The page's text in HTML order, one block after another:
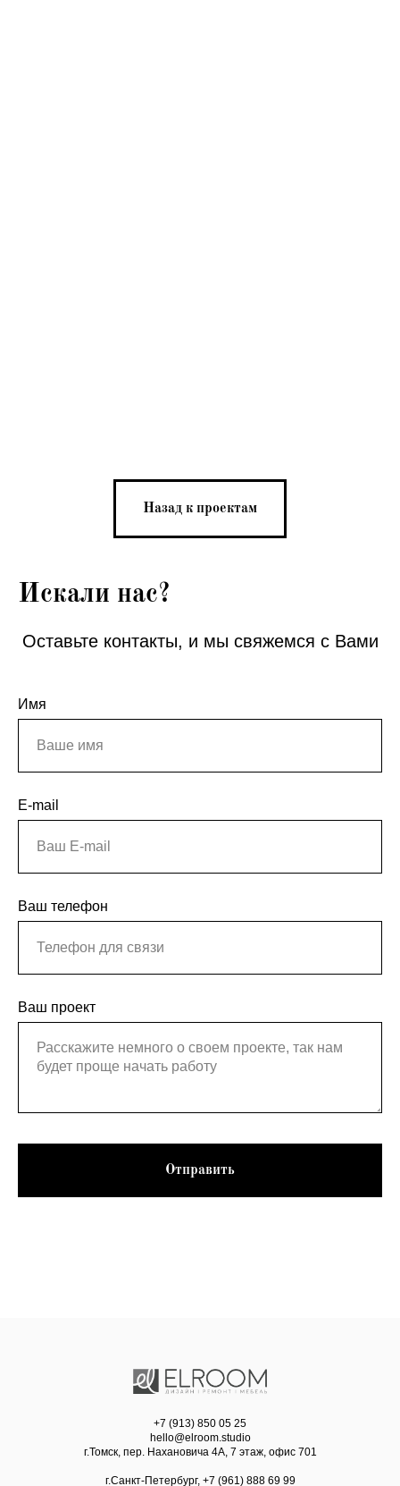
Назад к проектам
Искали нас?
Оставьте контакты, и мы свяжемся с Вами
Имя
E-mail
Ваш телефон
Ваш проект
Отправить
+7 (913) 850 05 25
hello@elroom.studio
г.Томск, пер. Нахановича 4А, 7 этаж, офис 701
г.Санкт-Петербург, +7 (961) 888 69 99